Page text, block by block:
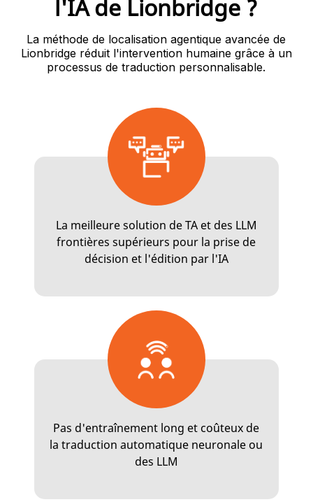
l'IA de Lionbridge ?
La méthode de localisation agentique avancée de
Lionbridge réduit l'intervention humaine grâce à un
processus de traduction personnalisable.
La meilleure solution de TA et des LLM
frontières supérieurs pour la prise de
décision et l'édition par l'IA
Pas d'entraînement long et coûteux de
la traduction automatique neuronale ou
des LLM